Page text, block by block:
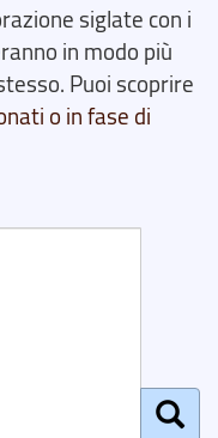
siglate con i
in modo più
Puoi scoprire
o in fase di